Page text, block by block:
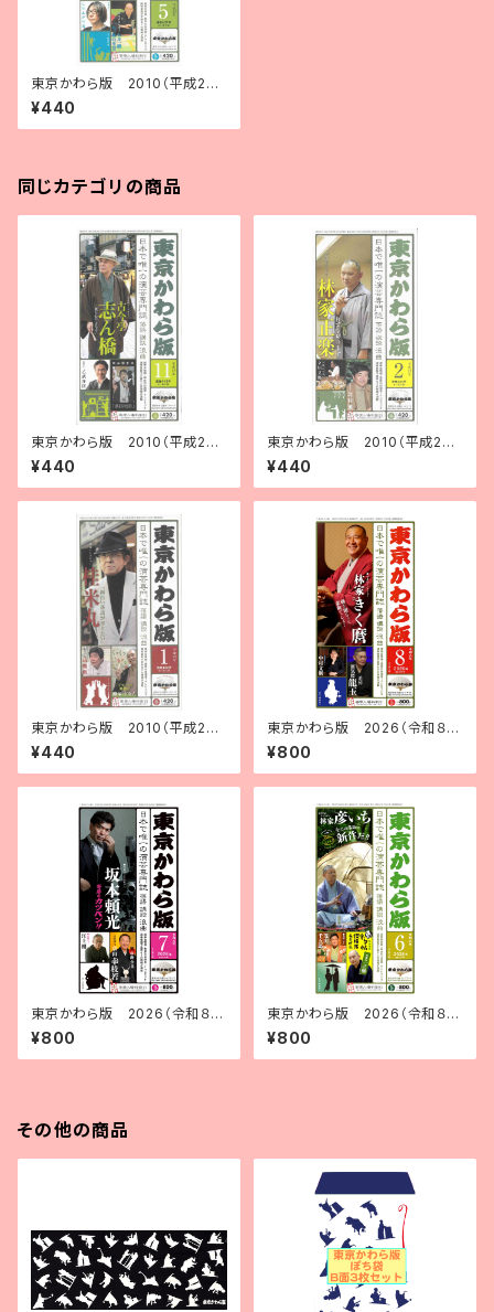
東京かわら版 2010（平成22）
年５月号
¥440
同じカテゴリの商品
東京かわら版 2010（平成22）
年11月号
¥440
東京かわら版 2010（平成22）
年２月号
¥440
東京かわら版 2010（平成22）
年１月号
¥440
東京かわら版 2026（令和８）
年８月号
¥800
東京かわら版 2026（令和８）
年７月号
¥800
東京かわら版 2026（令和８）
年６月号
¥800
その他の商品